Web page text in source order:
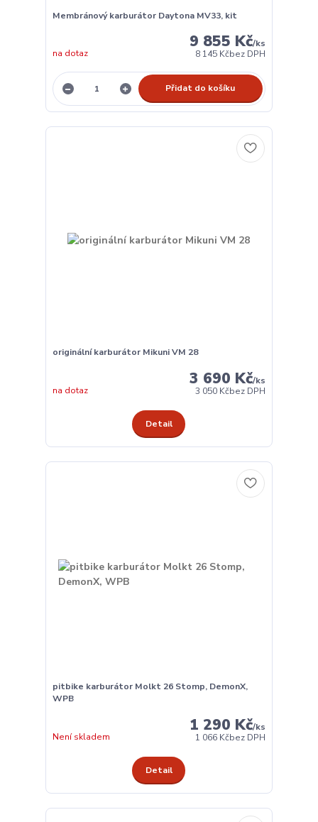
Membránový karburátor Daytona MV33, kit
9 855 Kč/ks
8 145 Kčbez DPH
na dotaz
Přidat do košíku
originální karburátor Mikuni VM 28
3 690 Kč/ks
3 050 Kčbez DPH
na dotaz
Detail
pitbike karburátor Molkt 26 Stomp, DemonX,
WPB
1 290 Kč/ks
1 066 Kčbez DPH
Není skladem
Detail